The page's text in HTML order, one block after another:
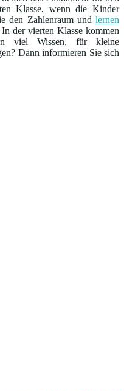
Klasse, wenn die Kinder
den Zahlenraum und lernen
der vierten Klasse kommen
viel Wissen, für kleine
Dann informieren Sie sich